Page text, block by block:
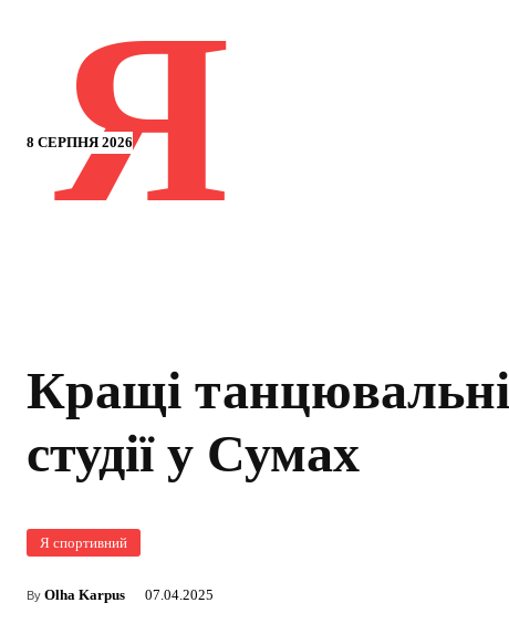
8 СЕРПНЯ 2026
Я
Кращі танцювальні
студії у Сумах
Я спортивний
By Olha Karpus 07.04.2025